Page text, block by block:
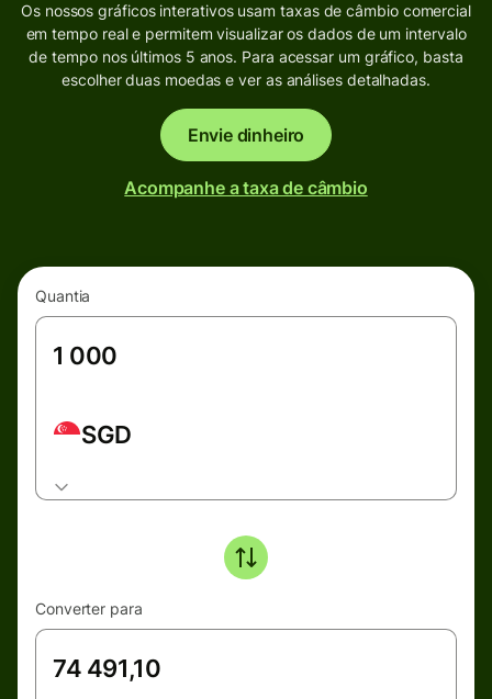
Os nossos gráficos interativos usam taxas de câmbio comercial
em tempo real e permitem visualizar os dados de um intervalo
de tempo nos últimos 5 anos. Para acessar um gráfico, basta
escolher duas moedas e ver as análises detalhadas.
Envie dinheiro
Acompanhe a taxa de câmbio
Quantia
SGD
Converter para